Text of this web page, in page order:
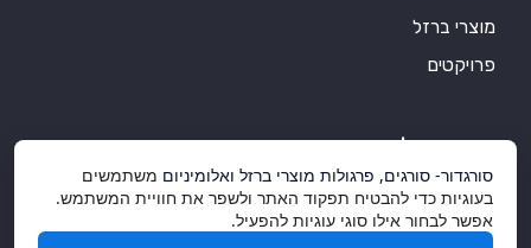
מוצרי ברזל
פרויקטים
סורגדור אלומיניום
מוצרי אלומיניום איכותיים
אלומיניום ועיצוב הבית
סורגדור- סורגים, פרגולות מוצרי ברזל ואלומיניום משתמשים
בעוגיות כדי להבטיח תפקוד האתר ולשפר את חוויית המשתמש.
אפשר לבחור אילו סוגי עוגיות להפעיל.